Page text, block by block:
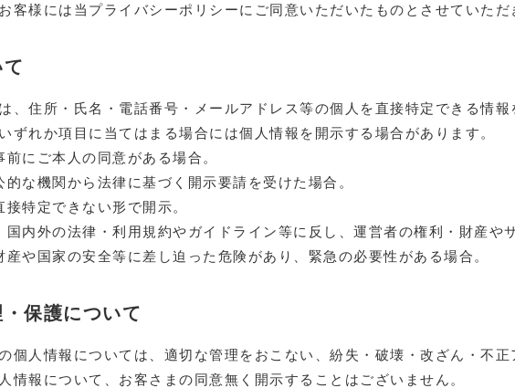
客様には当プライバシーポリシーにご同意いただいたものとさせていただ
、住所・氏名・電話番号・メールアドレス等の個人を直接特定できる情報
ずれか項目に当てはまる場合には個人情報を開示する場合があります。
にご本人の同意がある場合。
な機関から法律に基づく開示要請を受けた場合。
特定できない形で開示。
内外の法律・利用規約やガイドライン等に反し、運営者の権利・財産や
や国家の安全等に差し迫った危険があり、緊急の必要性がある場合。
保護について
個人情報については、適切な管理をおこない、紛失・破壊・改ざん・不正
情報について、お客さまの同意無く開示することはございません。